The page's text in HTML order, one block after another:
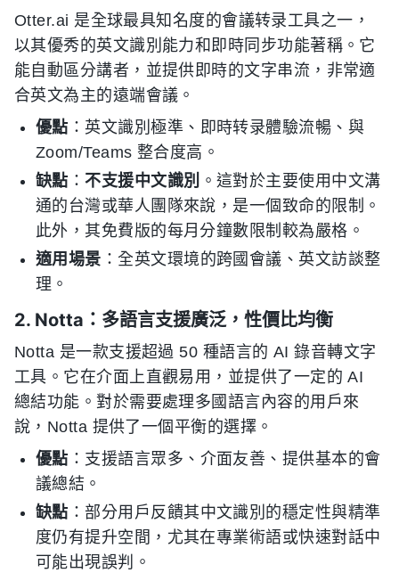
Otter.ai 是全球最具知名度的會議转录工具之一，
以其優秀的英文識別能力和即時同步功能著稱。它
能自動區分講者，並提供即時的文字串流，非常適
合英文為主的遠端會議。
優點 ：英文識別極準、即時转录體驗流暢、與
Zoom/Teams 整合度高。
缺點 ：不支援中文識別 。這對於主要使用中文溝
通的台灣或華人團隊來說，是一個致命的限制。
此外，其免費版的每月分鐘數限制較為嚴格。
適用場景 ：全英文環境的跨國會議、英文訪談整
理。
2. Notta：多語言支援廣泛，性價比均衡
Notta 是一款支援超過 50 種語言的 AI 錄音轉文字
工具。它在介面上直觀易用，並提供了一定的 AI
總結功能。對於需要處理多國語言內容的用戶來
說，Notta 提供了一個平衡的選擇。
優點 ：支援語言眾多、介面友善、提供基本的會
議總結。
缺點 ：部分用戶反饋其中文識別的穩定性與精準
度仍有提升空間，尤其在專業術語或快速對話中
可能出現誤判。